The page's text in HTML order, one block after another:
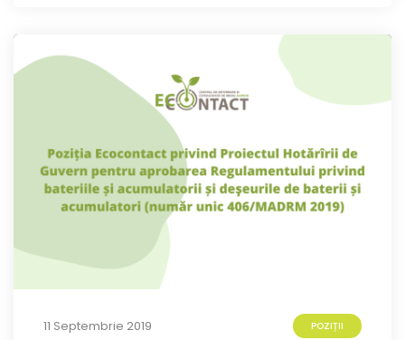
11 Septembrie 2019 POZIȚII